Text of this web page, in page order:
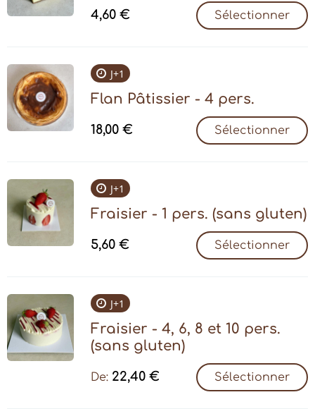
4,60 € Sélectionner
J+1
Flan Pâtissier - 4 pers.
18,00 € Sélectionner
J+1
Fraisier - 1 pers. (sans gluten)
5,60 € Sélectionner
J+1
Fraisier - 4, 6, 8 et 10 pers.
(sans gluten)
De: 22,40 € Sélectionner